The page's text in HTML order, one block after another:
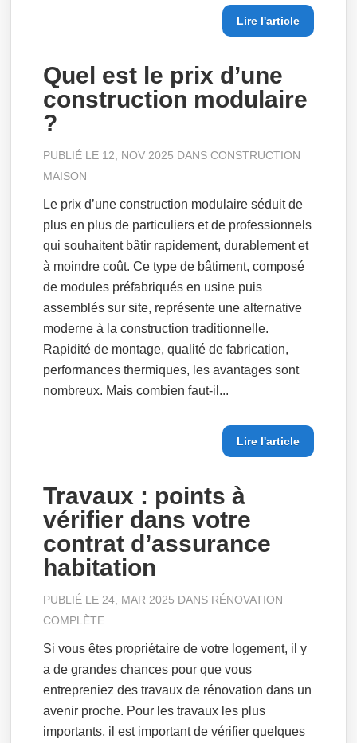
Lire l'article
Quel est le prix d’une
construction modulaire
?
PUBLIÉ LE 12, NOV 2025 DANSCONSTRUCTION
MAISON
Le prix d’une construction modulaire séduit de
plus en plus de particuliers et de professionnels
qui souhaitent bâtir rapidement, durablement et
à moindre coût. Ce type de bâtiment, composé
de modules préfabriqués en usine puis
assemblés sur site, représente une alternative
moderne à la construction traditionnelle.
Rapidité de montage, qualité de fabrication,
performances thermiques, les avantages sont
nombreux. Mais combien faut-il...
Lire l'article
Travaux : points à
vérifier dans votre
contrat d’assurance
habitation
PUBLIÉ LE 24, MAR 2025 DANS RÉNOVATION
COMPLÈTE
Si vous êtes propriétaire de votre logement, il y
a de grandes chances pour que vous
entrepreniez des travaux de rénovation dans un
avenir proche. Pour les travaux les plus
importants, il est important de vérifier quelques